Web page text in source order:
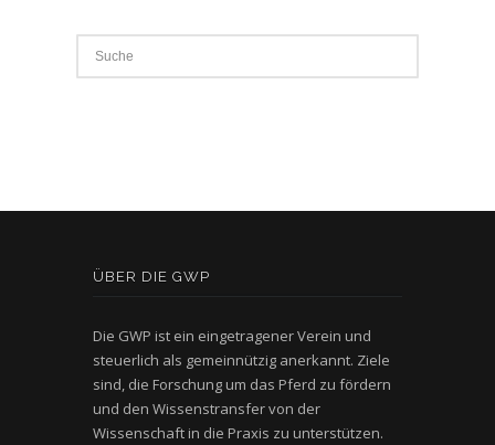
ÜBER DIE GWP
Die GWP ist ein eingetragener Verein und
steuerlich als gemeinnützig anerkannt. Ziele
sind, die Forschung um das Pferd zu fördern
und den Wissenstransfer von der
Wissenschaft in die Praxis zu unterstützen.